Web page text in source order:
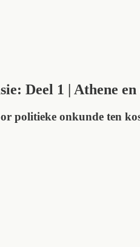
Deel 1 | Athene
politieke onkunde ten